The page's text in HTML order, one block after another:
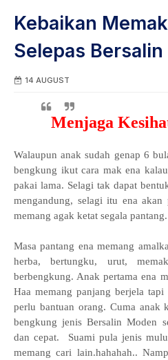
Kebaikan
Selepas Bersalin
14 AUGUST
Menjaga
Walaupun anak sudah genap 6
bengkung ikut cara mak ena
pakai lama. Selagi tak dapat
mengandung, selagi itu ena akan
memang agak ketat segala pantang.
Masa pantang ena memang
herba, bertungku, urut,
berbengkung. Anak pertama ena
Haa memang panjang berjela
perlu bantuan orang. Cuma anak
bengkung jenis Bersalin Moden
dan cepat. Suami pula jenis
memang cari lain.hahahah..